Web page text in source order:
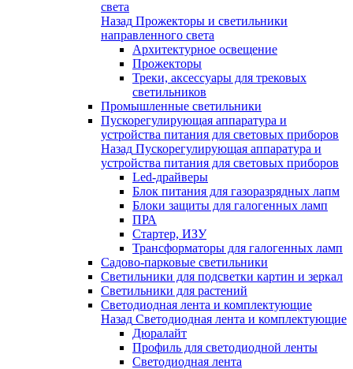
света
Назад Прожекторы и светильники
направленного света
Архитектурное освещение
Прожекторы
Треки, аксессуары для трековых
светильников
Промышленные светильники
Пускорегулирующая аппаратура и
устройства питания для световых приборов
Назад Пускорегулирующая аппаратура и
устройства питания для световых приборов
Led-драйверы
Блок питания для газоразрядных лапм
Блоки защиты для галогенных ламп
ПРА
Стартер, ИЗУ
Трансформаторы для галогенных ламп
Садово-парковые светильники
Светильники для подсветки картин и зеркал
Светильники для растений
Светодиодная лента и комплектующие
Назад Светодиодная лента и комплектующие
Дюралайт
Профиль для светодиодной ленты
Светодиодная лента